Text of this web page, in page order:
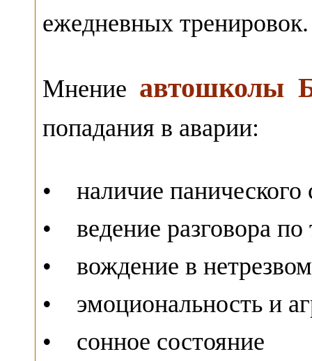
ежедневных тренировок.
Мнение автошколы
попадания в аварии:
• наличие панического
• ведение разговора по
• вождение в
• эмоциональность и
• сонное состояние